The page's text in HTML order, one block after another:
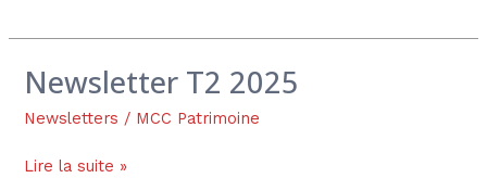
Newsletter T2 2025
Newsletters / MCC Patrimoine
Newsletter
2025
Lire la suite »